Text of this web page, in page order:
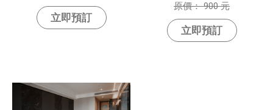
立即預訂
原價：900 元
立即預訂